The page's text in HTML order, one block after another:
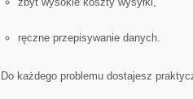
ręczne przepisywanie danych.
Do każdego problemu dostajesz